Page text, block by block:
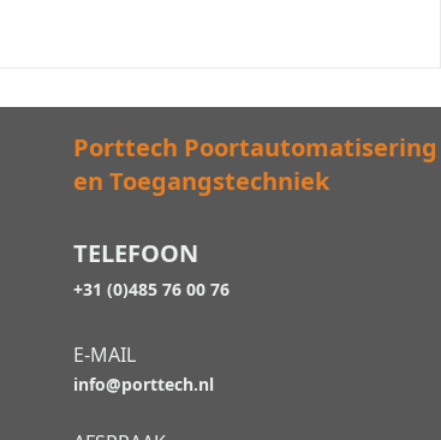
Porttech Poortautomatisering
en Toegangstechniek
TELEFOON
+31 (0)485 76 00 76
E-MAIL
info@porttech.nl